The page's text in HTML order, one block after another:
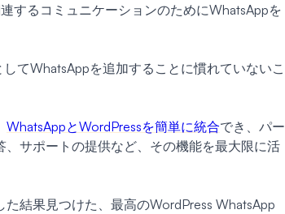
するコミュニケーションのためにWhatsAppを
てWhatsAppを追加することに慣れていないこ
WhatsAppとWordPressを簡単に統合でき、パー
サポートの提供など、その機能を最大限に活
結果見つけた、最高のWordPress WhatsApp